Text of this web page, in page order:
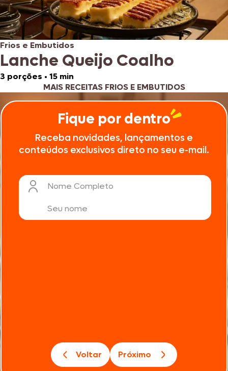
Frios e Embutidos
Lanche Queijo Coalho
3 porções • 15 min
MAIS RECEITAS FRIOS E EMBUTIDOS
Fique por dentro
Receba novidades, lançamentos e
conteúdos exclusivos direto no seu e-mail.
Nome Completo
Voltar Próximo